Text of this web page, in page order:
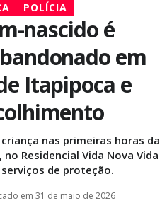
POLÍCIA
nascido é
em
Itapipoca e
nas primeiras horas da
Residencial Vida Nova Vida
de proteção.
em 31 de maio de 2026